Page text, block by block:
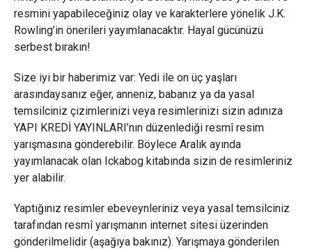
resmini yapabileceğiniz olay ve karakterlere yönelik J.K.
Rowling’in önerileri yayımlanacaktır. Hayal gücünüzü
serbest bırakın!
Size iyi bir haberimiz var: Yedi ile on üç yaşları
arasındaysanız eğer, anneniz, babanız ya da yasal
temsilciniz çizimlerinizi veya resimlerinizi sizin adınıza
YAPI KREDİ YAYINLARI’nın düzenlediği resmî resim
yarışmasına gönderebilir. Böylece Aralık ayında
yayımlanacak olan Ickabog kitabında sizin de resimleriniz
yer alabilir.
Yaptığınız resimler ebeveynleriniz veya yasal temsilciniz
tarafından resmî yarışmanın internet sitesi üzerinden
gönderilmelidir (aşağıya bakınız). Yarışmaya gönderilen